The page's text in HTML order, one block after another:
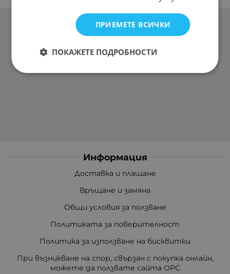
Информация
Доставка и плащане
Връщане и замяна
Общи условия за ползване
Политиката за поверителност
Политика за използване на бисквитки
При възникване на спор, свързан с покупка онлайн,
можете да ползвате сайта ОРС
ПРИЕМЕТЕ ВСИЧКИ
ПОКАЖЕТЕ ПОДРОБНОСТИ